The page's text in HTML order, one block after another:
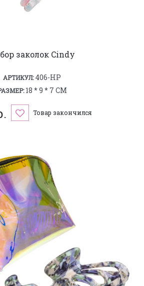
заколок Cindy
АРТИКУЛ:406-HP
18 * 9 * 7 СМ
Товар закончился